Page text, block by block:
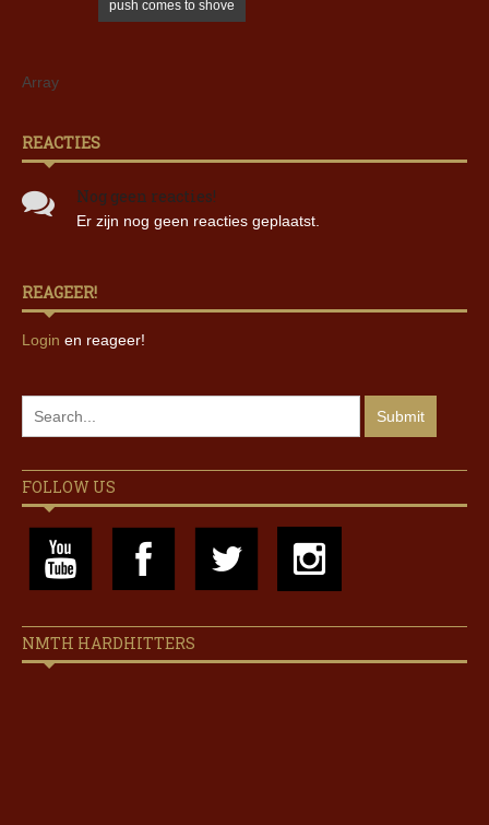
push comes to shove
Array
REACTIES
Nog geen reacties!
Er zijn nog geen reacties geplaatst.
REAGEER!
Login en reageer!
FOLLOW US
NMTH HARDHITTERS